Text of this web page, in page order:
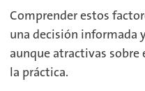
Comprender estos
una decisión informada
aunque atractivas sobre
la práctica.